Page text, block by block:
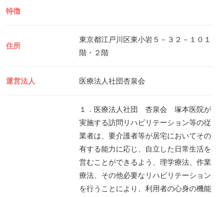
特徴
住所
東京都江戸川区東小岩５－３２－１０１
階・２階
運営法人 医療法人社団杏泉会
１．医療法人社団 杏泉会 塚本医院が
実施する訪問リハビリテーション等の従
業者は、要介護者等が居宅においてその
有する能力に応じ、自立した日常生活を
営むことができるよう、理学療法、作業
療法、その他必要なリハビリテーション
を行うことにより、利用者の心身の機能